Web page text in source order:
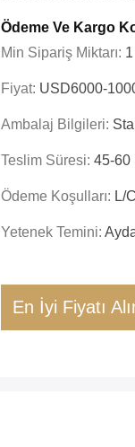
Ödeme Ve Kargo
Min Sipariş Miktarı:
Fiyat: USD6000-
Ambalaj Bilgileri:
Teslim Süresi: 45-60
Ödeme Koşulları: L/
Yetenek Temini:
En İyi Fiyatı